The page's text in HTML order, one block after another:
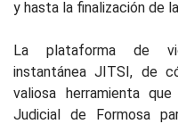
y hasta la finalización de
La plataforma de
instantánea JITSI, de
valiosa herramienta
Judicial de Formosa